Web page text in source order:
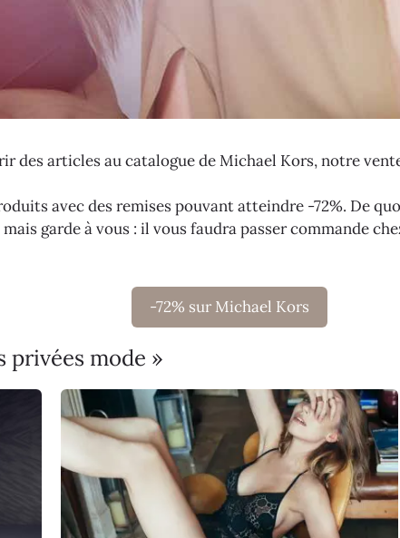
des articles au catalogue de Michael Kors, notre
avec des remises pouvant atteindre -72%. De
garde à vous : il vous faudra passer commande
-72% sur Michael Kors
privées mode »